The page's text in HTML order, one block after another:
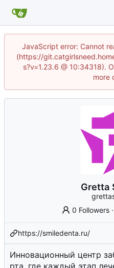
JavaScript error: Cannot
(https://
s?v=1.23.6 @ 10:34318).
more
Gretta
0 Followers
https://smiledenta.ru/
Инновационный центр